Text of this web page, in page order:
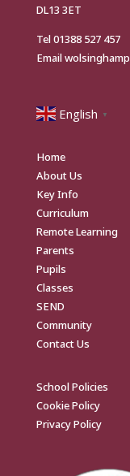
DL13 3ET
Tel01388 527 457
Email
English ▼
Home
About Us
Key Info
Curriculum
Remote Learning
Parents
Pupils
Classes
SEND
Community
Contact Us
School Policies
Cookie Policy
Privacy Policy